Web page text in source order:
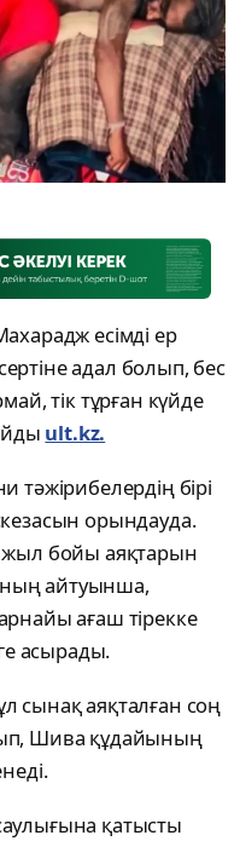
есімді ер
адал болып, бес
тік тұрған күйде
ult.kz.
тәжірибелердің бірі
орындауда.
бойы аяқтарын
айтуынша,
ағаш тірекке
асырады.
сынақ аяқталған соң
Шива құдайының
қатысты